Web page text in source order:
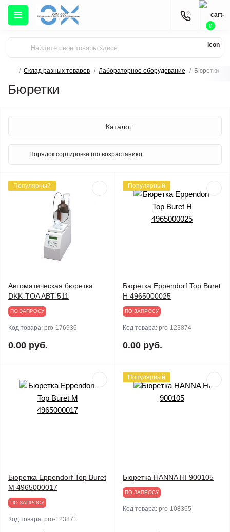
0
Склад разных товаров Лабораторное оборудование Бюретки
Бюретки
Каталог
Популярный
Автоматическая бюретка
DKK-TOA ABT-511
ПО ЗАПРОСУ
Код товара: pro-176936
0.00 руб.
Популярный
Бюретка Eppendorf Top Buret
H 4965000025
ПО ЗАПРОСУ
Код товара: pro-123874
0.00 руб.
Бюретка Eppendorf Top Buret
M 4965000017
ПО ЗАПРОСУ
Код товара: pro-123871
Популярный
Бюретка HANNA HI 900105
ПО ЗАПРОСУ
Код товара: pro-108365